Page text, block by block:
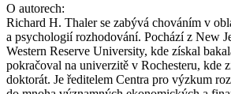
O autorech:
Richard H. Thaler se zabývá chováním v
a psychologií rozhodování. Pochází z New
Western Reserve University, kde získal
pokračoval na univerzitě v Rochesteru, kde
doktorát. Je ředitelem Centra pro výzkum